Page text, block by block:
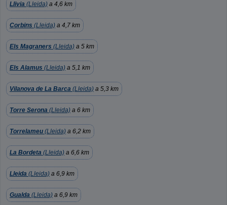
Llivia (Lleida) a 4,6 km
Corbins (Lleida) a 4,7 km
Els Magraners (Lleida) a 5 km
Els Alamus (Lleida) a 5,1 km
Vilanova de La Barca (Lleida) a 5,3 km
Torre Serona (Lleida) a 6 km
Torrelameu (Lleida) a 6,2 km
La Bordeta (Lleida) a 6,6 km
Lleida (Lleida) a 6,9 km
Gualda (Lleida) a 6,9 km